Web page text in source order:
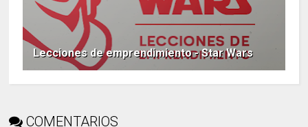
Lecciones de emprendimiento - Star Wars
COMENTARIOS